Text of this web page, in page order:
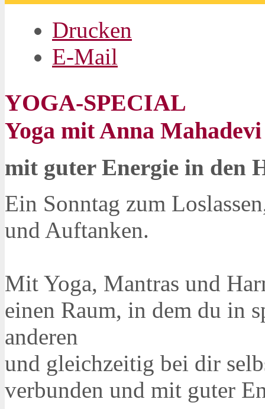
Drucken
E-Mail
YOGA-SPECIAL
Yoga mit Anna Mahadevi
mit guter Energie in den
Ein Sonntag zum
und Auftanken.
Mit Yoga, Mantras und
einen Raum, in dem du in
anderen
und gleichzeitig bei dir
verbunden und mit guter